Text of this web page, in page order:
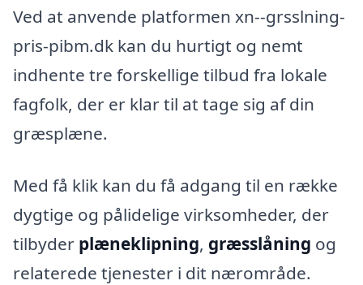
Ved at anvende platformen xn--grsslning-
pris-pibm.dk kan du hurtigt og nemt
indhente tre forskellige tilbud fra lokale
fagfolk, der er klar til at tage sig af din
græsplæne.
Med få klik kan du få adgang til en række
dygtige og pålidelige virksomheder, der
tilbyder plæneklipning, græsslåning og
relaterede tjenester i dit nærområde.